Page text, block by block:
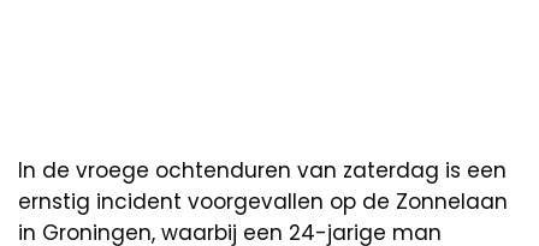
In de vroege ochtenduren van zaterdag is een
ernstig incident voorgevallen op de Zonnelaan
in Groningen, waarbij een 24-jarige man